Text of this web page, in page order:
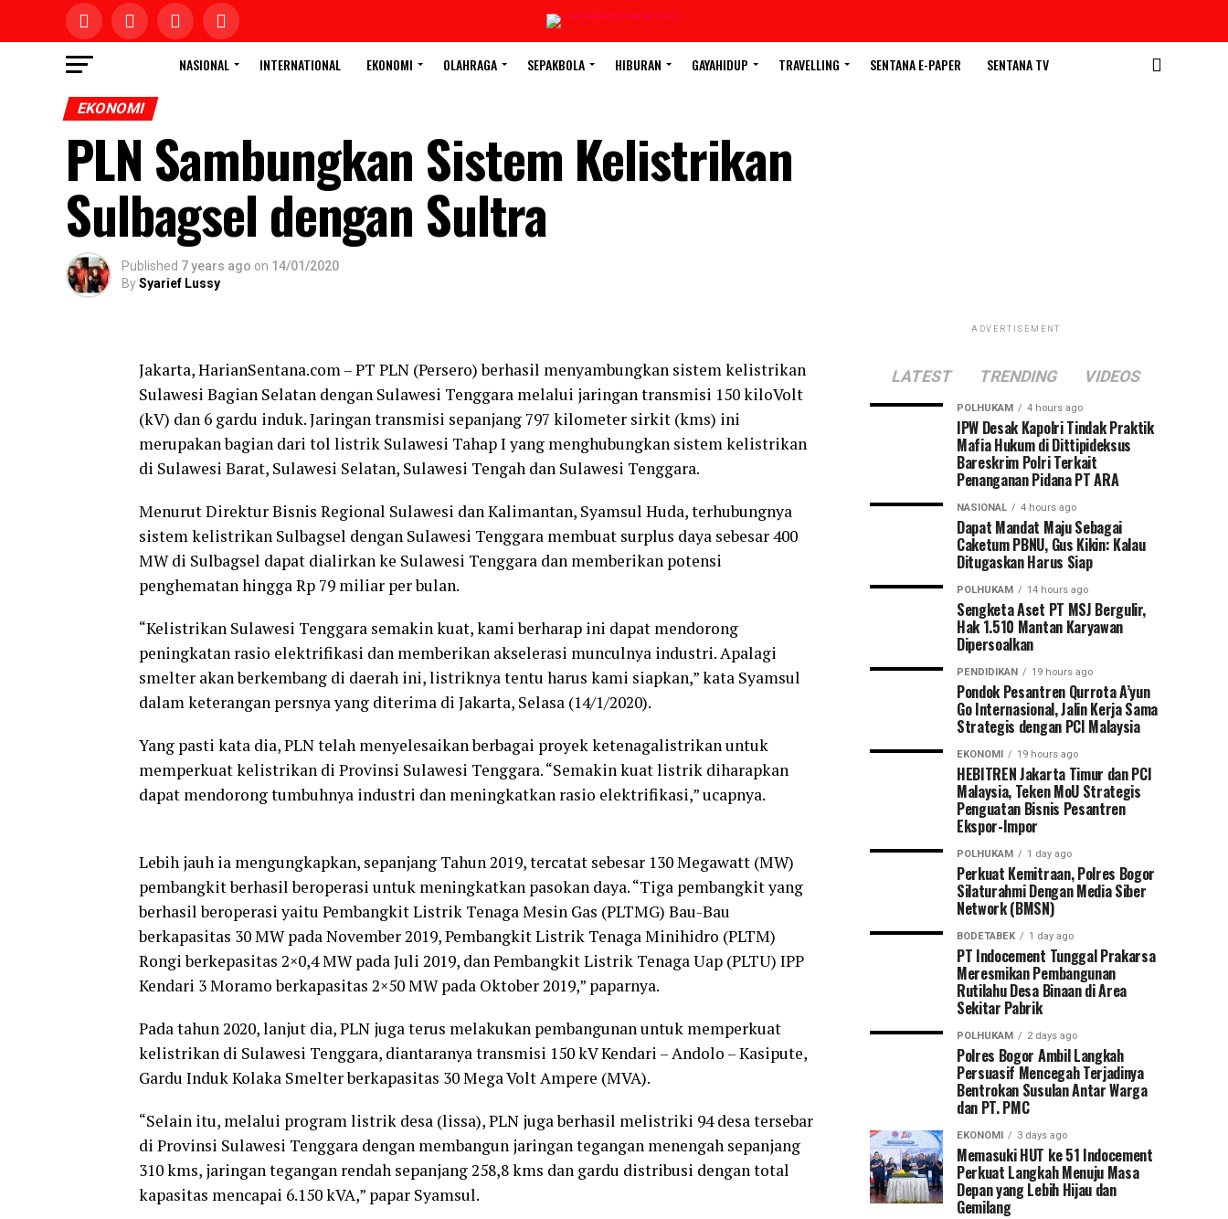
NASIONAL INTERNATIONAL EKONOMI OLAHRAGA SEPAKBOLA HIBURAN GAYAHIDUP TRAVELLING SENTANA E-PAPER SENTANA TV
EKONOMI
PLN Sambungkan Sistem Kelistrikan
Sulbagsel dengan Sultra
Published 7 years ago on 14/01/2020
BySyarief Lussy
Jakarta, HarianSentana.com – PT PLN (Persero) berhasil menyambungkan sistem kelistrikan
Sulawesi Bagian Selatan dengan Sulawesi Tenggara melalui jaringan transmisi 150 kiloVolt
(kV) dan 6 gardu induk. Jaringan transmisi sepanjang 797 kilometer sirkit (kms) ini
merupakan bagian dari tol listrik Sulawesi Tahap I yang menghubungkan sistem kelistrikan
di Sulawesi Barat, Sulawesi Selatan, Sulawesi Tengah dan Sulawesi Tenggara.
Menurut Direktur Bisnis Regional Sulawesi dan Kalimantan, Syamsul Huda, terhubungnya
sistem kelistrikan Sulbagsel dengan Sulawesi Tenggara membuat surplus daya sebesar 400
MW di Sulbagsel dapat dialirkan ke Sulawesi Tenggara dan memberikan potensi
penghematan hingga Rp 79 miliar per bulan.
“Kelistrikan Sulawesi Tenggara semakin kuat, kami berharap ini dapat mendorong
peningkatan rasio elektrifikasi dan memberikan akselerasi munculnya industri. Apalagi
smelter akan berkembang di daerah ini, listriknya tentu harus kami siapkan,” kata Syamsul
dalam keterangan persnya yang diterima di Jakarta, Selasa (14/1/2020).
Yang pasti kata dia, PLN telah menyelesaikan berbagai proyek ketenagalistrikan untuk
memperkuat kelistrikan di Provinsi Sulawesi Tenggara. “Semakin kuat listrik diharapkan
dapat mendorong tumbuhnya industri dan meningkatkan rasio elektrifikasi,” ucapnya.
Lebih jauh ia mengungkapkan, sepanjang Tahun 2019, tercatat sebesar 130 Megawatt (MW)
pembangkit berhasil beroperasi untuk meningkatkan pasokan daya. “Tiga pembangkit yang
berhasil beroperasi yaitu Pembangkit Listrik Tenaga Mesin Gas (PLTMG) Bau-Bau
berkapasitas 30 MW pada November 2019, Pembangkit Listrik Tenaga Minihidro (PLTM)
Rongi berkepasitas 2×0,4 MW pada Juli 2019, dan Pembangkit Listrik Tenaga Uap (PLTU) IPP
Kendari 3 Moramo berkapasitas 2×50 MW pada Oktober 2019,” paparnya.
Pada tahun 2020, lanjut dia, PLN juga terus melakukan pembangunan untuk memperkuat
kelistrikan di Sulawesi Tenggara, diantaranya transmisi 150 kV Kendari – Andolo – Kasipute,
Gardu Induk Kolaka Smelter berkapasitas 30 Mega Volt Ampere (MVA).
“Selain itu, melalui program listrik desa (lissa), PLN juga berhasil melistriki 94 desa tersebar
di Provinsi Sulawesi Tenggara dengan membangun jaringan tegangan menengah sepanjang
310 kms, jaringan tegangan rendah sepanjang 258,8 kms dan gardu distribusi dengan total
kapasitas mencapai 6.150 kVA,” papar Syamsul.
ADVERTISEMENT
LATEST TRENDING VIDEOS
POLHUKAM 4 hours ago
IPW Desak Kapolri Tindak Praktik
Mafia Hukum di Dittipideksus
Bareskrim Polri Terkait
Penanganan Pidana PT ARA
NASIONAL 4 hours ago
Dapat Mandat Maju Sebagai
Caketum PBNU, Gus Kikin: Kalau
Ditugaskan Harus Siap
POLHUKAM 14 hours ago
Sengketa Aset PT MSJ Bergulir,
Hak 1.510 Mantan Karyawan
Dipersoalkan
PENDIDIKAN 19 hours ago
Pondok Pesantren Qurrota A’yun
Go Internasional, Jalin Kerja Sama
Strategis dengan PCI Malaysia
EKONOMI 19 hours ago
HEBITREN Jakarta Timur dan PCI
Malaysia, Teken MoU Strategis
Penguatan Bisnis Pesantren
Ekspor-Impor
POLHUKAM 1 day ago
Perkuat Kemitraan, Polres Bogor
Silaturahmi Dengan Media Siber
Network (BMSN)
BODETABEK 1 day ago
PT Indocement Tunggal Prakarsa
Meresmikan Pembangunan
Rutilahu Desa Binaan di Area
Sekitar Pabrik
POLHUKAM 2 days ago
Polres Bogor Ambil Langkah
Persuasif Mencegah Terjadinya
Bentrokan Susulan Antar Warga
dan PT. PMC
EKONOMI 3 days ago
Memasuki HUT ke 51 Indocement
Perkuat Langkah Menuju Masa
Depan yang Lebih Hijau dan
Gemilang